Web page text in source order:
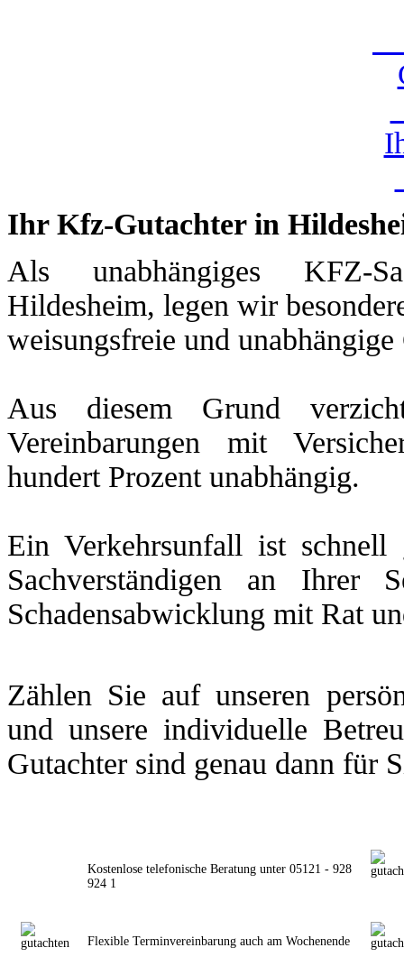
Ihr Kfz-Gutachter in
Als unabhängiges KFZ-
Hildesheim, legen wir
weisungsfreie und
Aus diesem Grund
Vereinbarungen mit
hundert Prozent unabhängig.
Ein Verkehrsunfall ist schnell
Sachverständigen an Ihrer
Schadensabwicklung mit Rat
Zählen Sie auf unseren
und unsere individuelle
Gutachter sind genau dann für
Kostenlose telefonische Beratung unter 05121 - 928
924 1
Flexible Terminvereinbarung auch am Wochenende